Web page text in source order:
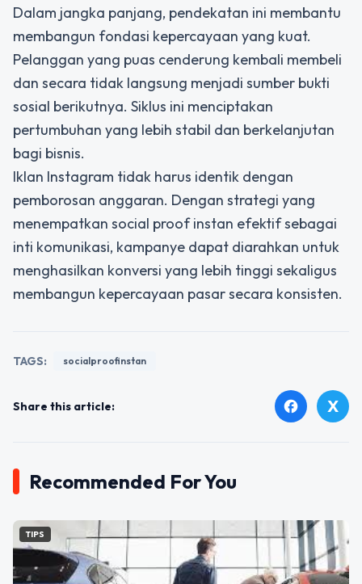
Dalam jangka panjang, pendekatan ini membantu
membangun fondasi kepercayaan yang kuat.
Pelanggan yang puas cenderung kembali membeli
dan secara tidak langsung menjadi sumber bukti
sosial berikutnya. Siklus ini menciptakan
pertumbuhan yang lebih stabil dan berkelanjutan
bagi bisnis.
Iklan Instagram tidak harus identik dengan
pemborosan anggaran. Dengan strategi yang
menempatkan social proof instan efektif sebagai
inti komunikasi, kampanye dapat diarahkan untuk
menghasilkan konversi yang lebih tinggi sekaligus
membangun kepercayaan pasar secara konsisten.
TAGS: socialproofinstan
Share this article: facebook X
Recommended For You
TIPS